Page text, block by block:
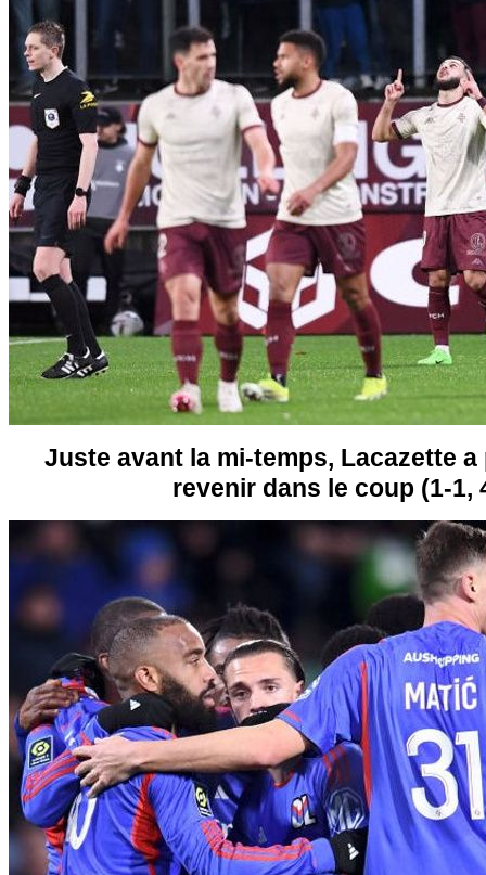
Juste avant la mi-temps, Lacazette a
revenir dans le coup (1-1,